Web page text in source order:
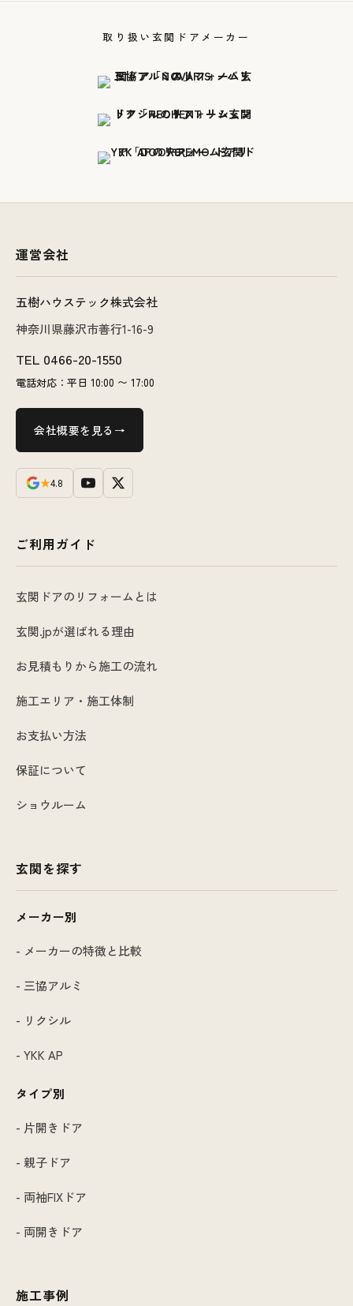
取り扱い玄関ドアメーカー
運営会社
五樹ハウステック株式会社
神奈川県藤沢市善行1-16-9
TEL 0466-20-1550
電話対応：平日 10:00 〜 17:00
会社概要を見る
★4.8
ご利用ガイド
玄関ドアのリフォームとは
玄関.jpが選ばれる理由
お見積もりから施工の流れ
施工エリア・施工体制
お支払い方法
保証について
ショウルーム
玄関を探す
メーカー別
- メーカーの特徴と比較
- 三協アルミ
- リクシル
- YKK AP
タイプ別
- 片開きドア
- 親子ドア
- 両袖FIXドア
- 両開きドア
施工事例